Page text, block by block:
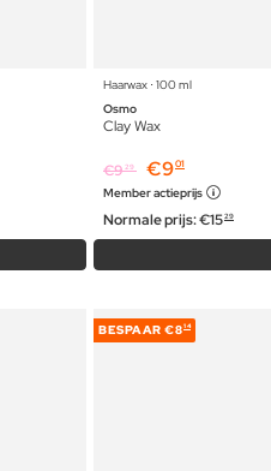
Haarwax ⋅ 100 ml
Osmo
Clay Wax
€929 €901
Member actieprijs
Normale prijs:€1529
BESPAAR €814